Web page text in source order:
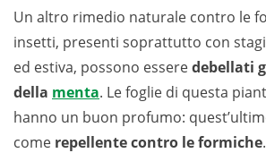
Un altro rimedio naturale contro le
insetti, presenti soprattutto con
ed estiva, possono esseredebellati
della menta. Le foglie di questa
hanno un buon profumo:
come repellente contro le formiche